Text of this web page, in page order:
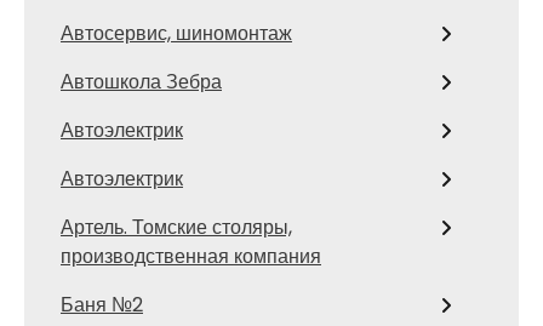
Автосервис, шиномонтаж
Автошкола Зебра
Автоэлектрик
Автоэлектрик
Артель. Томские столяры,
производственная компания
Баня №2